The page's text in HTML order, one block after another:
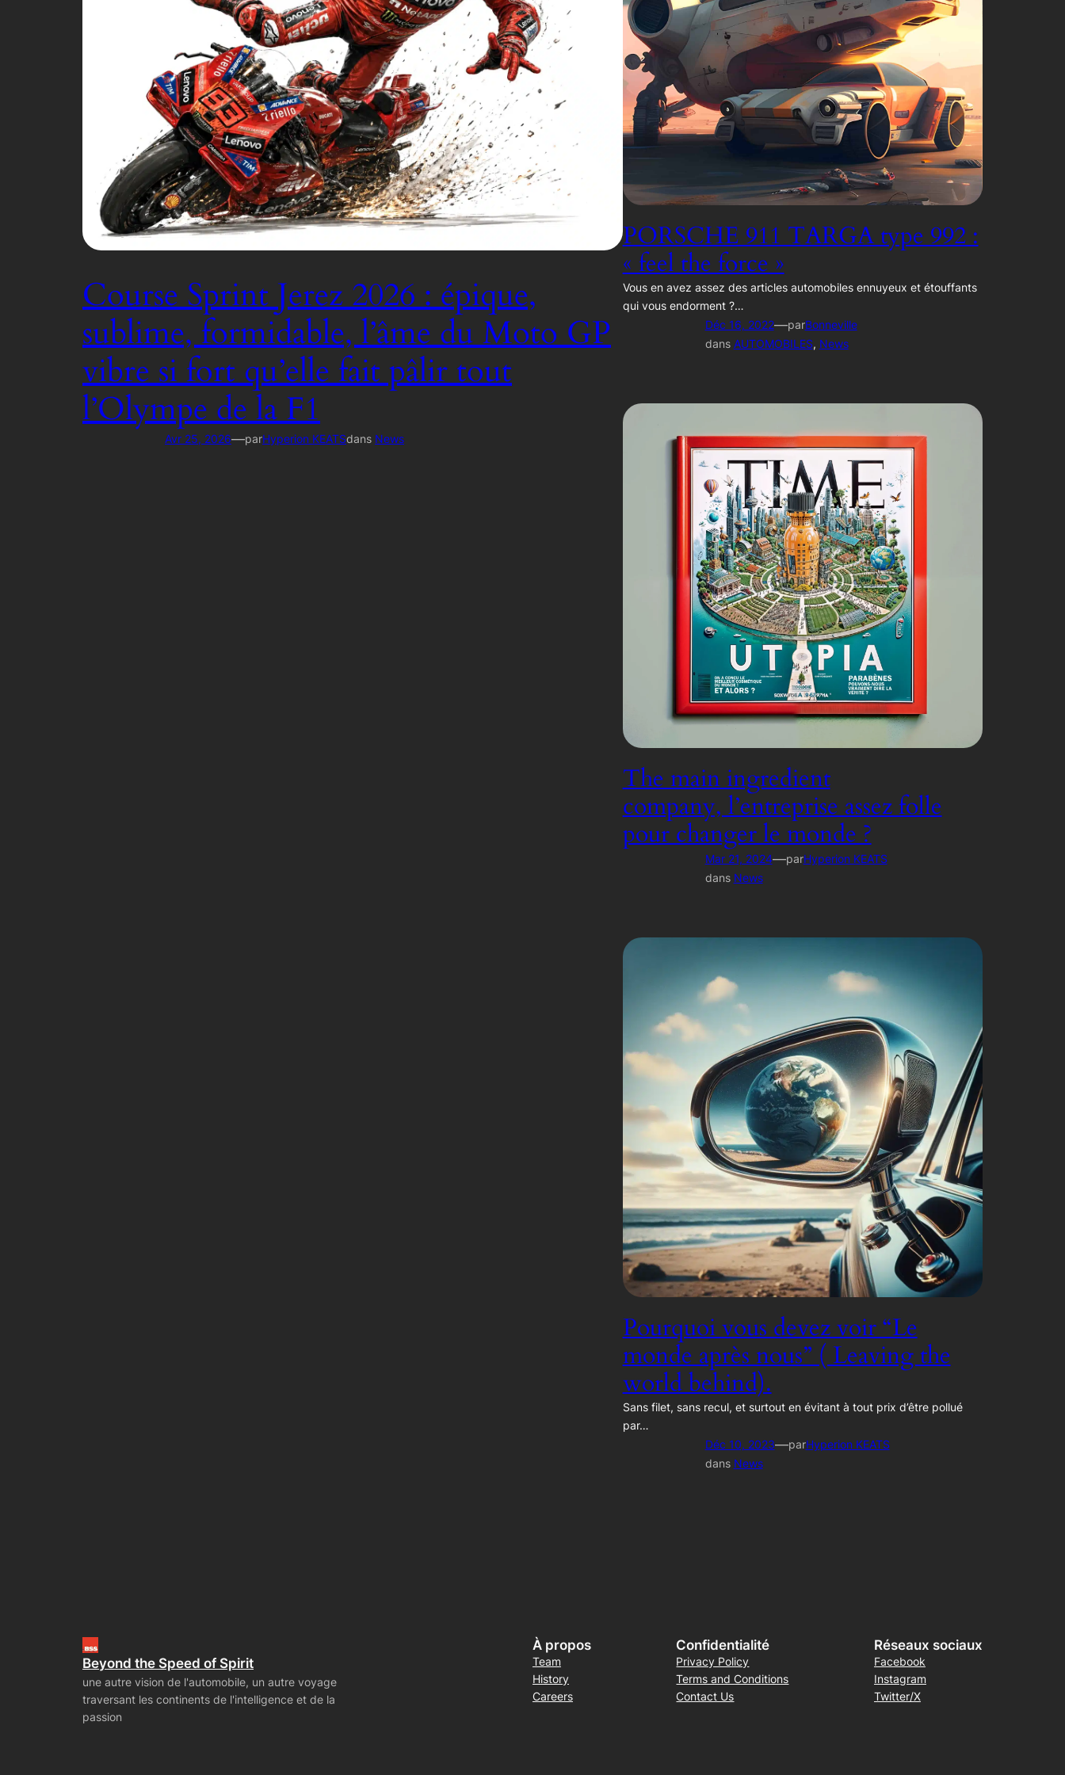
Course Sprint Jerez 2026 : épique,
sublime, formidable, l’âme du Moto GP
vibre si fort qu’elle fait pâlir tout
l’Olympe de la F1
Avr 25, 2026—parHyperion KEATSdans News
PORSCHE 911 TARGA type 992 :
« feel the force »
Vous en avez assez des articles automobiles ennuyeux et étouffants
qui vous endorment ?…
Déc 16, 2022—parBonneville
dans AUTOMOBILES, News
The main ingredient
company, l’entreprise assez folle
pour changer le monde ?
Mar 21, 2024—parHyperion KEATS
dans News
Pourquoi vous devez voir “Le
monde après nous” ( Leaving the
world behind).
Sans filet, sans recul, et surtout en évitant à tout prix d’être pollué
par…
Déc 10, 2023—parHyperion KEATS
dans News
Beyond the Speed of Spirit
une autre vision de l'automobile, un autre voyage
traversant les continents de l'intelligence et de la
passion
À propos
Team
History
Careers
Confidentialité
Privacy Policy
Terms and Conditions
Contact Us
Réseaux sociaux
Facebook
Instagram
Twitter/X